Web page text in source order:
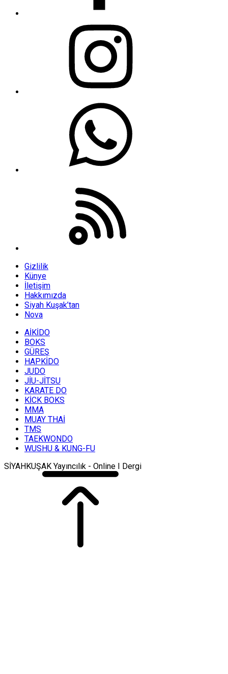
Gizlilik
Künye
İletişim
Hakkımızda
Siyah Kuşak’tan
Nova
AİKİDO
BOKS
GÜREŞ
HAPKİDO
JUDO
JİU-JİTSU
KARATE DO
KİCK BOKS
MMA
MUAY THAİ
TMS
TAEKWONDO
WUSHU & KUNG-FU
SİYAHKUŞAK Yayıncılık - Online I Dergi